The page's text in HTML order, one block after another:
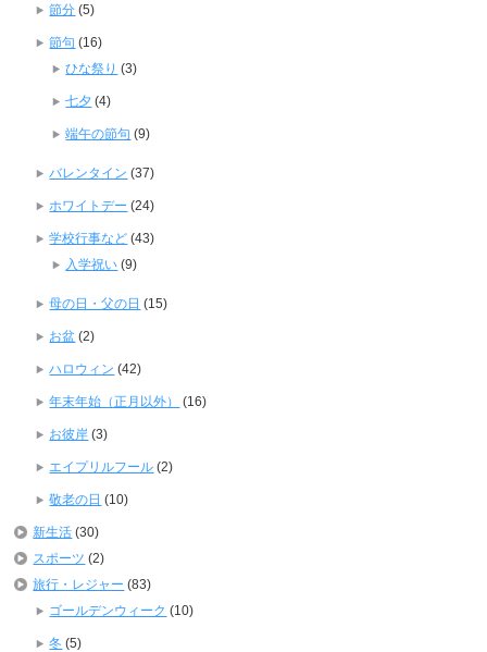
節分 (5)
節句 (16)
ひな祭り (3)
七夕 (4)
端午の節句 (9)
バレンタイン (37)
ホワイトデー (24)
学校行事など (43)
入学祝い (9)
母の日・父の日 (15)
お盆 (2)
ハロウィン (42)
年末年始（正月以外） (16)
お彼岸 (3)
エイプリルフール (2)
敬老の日 (10)
新生活 (30)
スポーツ (2)
旅行・レジャー (83)
ゴールデンウィーク (10)
冬 (5)